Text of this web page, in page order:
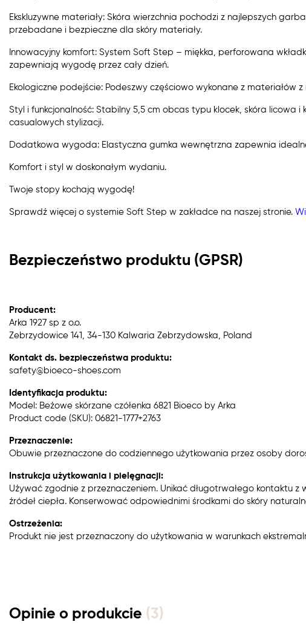
Ekskluzywne materiały: Skóra wierzchnia pochodzi z najlepszych
przebadane i bezpieczne dla skóry materiały.
Innowacyjny komfort: System Soft Step – miękka, perforowana
zapewniają wygodę przez cały dzień.
Ekologiczne podejście: Podeszwy częściowo wykonane z materiałów
Styl i funkcjonalność: Stabilny 5,5 cm obcas typu klocek, skóra licowa
casualowych stylizacji.
Dodatkowa wygoda: Elastyczna gumka wewnętrzna zapewnia
Komfort i styl w doskonałym wydaniu.
Twoje stopy kochają wygodę!
Sprawdź więcej o systemie Soft Step w zakładce na naszej stronie.
Bezpieczeństwo produktu (GPSR)
Producent:
Arka 1927 sp z o.o.
Zebrzydowice 141, 34-130 Kalwaria Zebrzydowska, Poland
Kontakt ds. bezpieczeństwa produktu:
safety@bioeco-shoes.com
Identyfikacja produktu:
Model: Beżowe skórzane czółenka 6821 Bioeco by Arka
Product code (SKU): 06821-1777+2763
Przeznaczenie:
Obuwie przeznaczone do codziennego użytkowania przez osoby
Instrukcja użytkowania i pielęgnacji:
Używać zgodnie z przeznaczeniem. Unikać długotrwałego kontaktu
źródeł ciepła. Konserwować odpowiednimi środkami do skóry
Ostrzeżenia:
Produkt nie jest przeznaczony do użytkowania w warunkach
Opinie o produkcie (3)